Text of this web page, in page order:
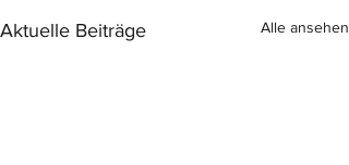
Aktuelle Beiträge Alle ansehen